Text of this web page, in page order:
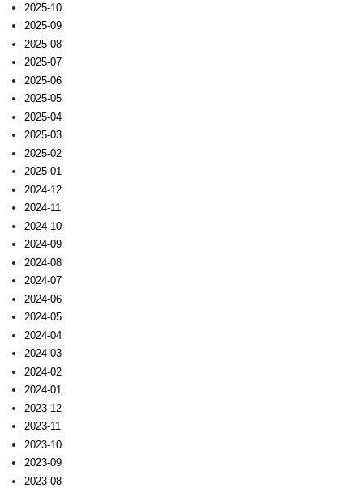
2025-10
2025-09
2025-08
2025-07
2025-06
2025-05
2025-04
2025-03
2025-02
2025-01
2024-12
2024-11
2024-10
2024-09
2024-08
2024-07
2024-06
2024-05
2024-04
2024-03
2024-02
2024-01
2023-12
2023-11
2023-10
2023-09
2023-08